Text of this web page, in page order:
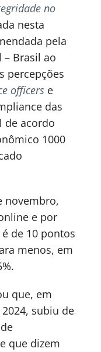
no
nesta
pela
Brasil ao
percepções
officers e
das
de acordo
1000
novembro,
e por
de 10 pontos
menos, em
que, em
subiu de
que dizem